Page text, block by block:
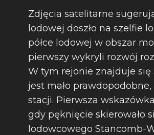
Zdjęcia satelitarne
lodowej doszło na szelfie
półce lodowej w obszar
pierwszy wykryli rozwój
W tym rejonie znajduje się
jest mało
stacji. Pierwsza
gdy pęknięcie skierowało
lodowcowego Stancomb-